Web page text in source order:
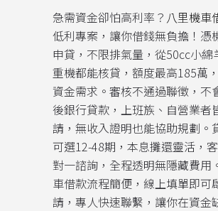
急需資金卻怕高利率？ 八里機車
低利專案，讓你借錢無負擔！憑
申貸，不限排氣量，從50cc小綿
重機都能核貸，額度最高185萬
資金需求。審核不通過聯徵，不
後銀行貸款，上班族、自營業者
請，無收入證明也能協助規劃。
可選12-48期，本息攤還靈活，
對一諮詢，全程透明無隱藏費用
車借款流程簡便，線上填單即可
請，專人快速聯繫，讓你在資金